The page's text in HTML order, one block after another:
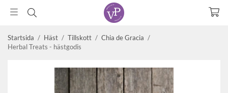
Startsida / Häst / Tillskott / Chia de Gracia /
Herbal Treats - hästgodis